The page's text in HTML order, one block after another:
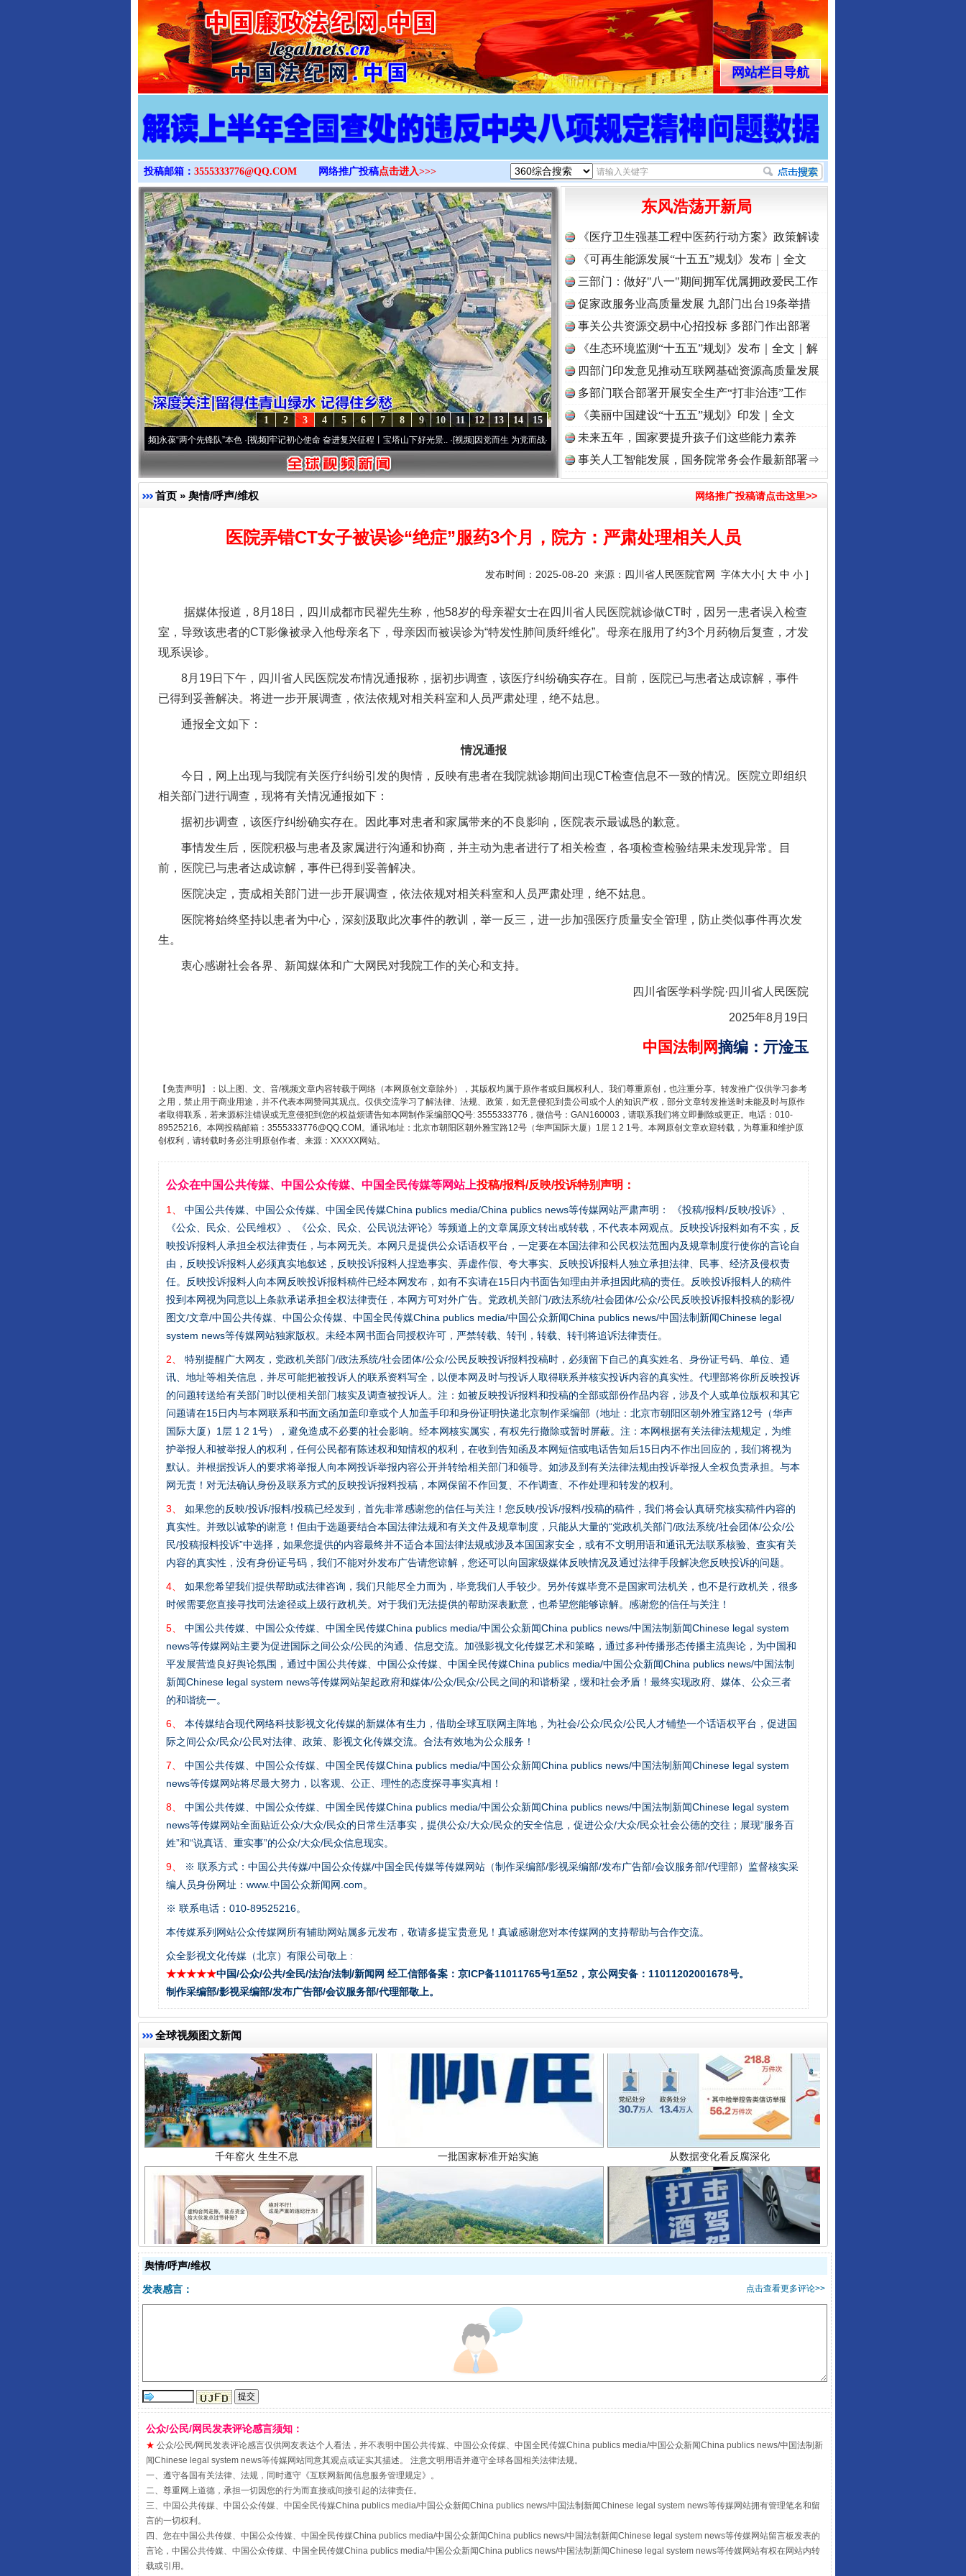
>
网站栏目导航
投稿邮箱： 3555333776@QQ.COM 网络推广投稿点击进入>>>
15
14
13
12
11
10
9
8
7
6
5
4
3
2
1
永葆“两个先锋队”本色·[视频]牢记初心使命 奋进复兴征程丨宝塔山下好光景..·[视频]因党而生 为党而战——百年“纪”事⑧加强纪律..·[视频] 牢记初心使命 奋进复兴征程丨“转折之城”激荡..
东风浩荡开新局
《医疗卫生强基工程中医药行动方案》政策解读
《可再生能源发展“十五五”规划》发布｜全文
三部门：做好"八一"期间拥军优属拥政爱民工作
促家政服务业高质量发展 九部门出台19条举措
事关公共资源交易中心招投标 多部门作出部署
《生态环境监测“十五五”规划》发布｜全文｜解
读
四部门印发意见推动互联网基础资源高质量发展
多部门联合部署开展安全生产“打非治违”工作
《美丽中国建设“十五五”规划》印发｜全文
未来五年，国家要提升孩子们这些能力素养
事关人工智能发展，国务院常务会作最新部署⇒
首页 » 舆情/呼声/维权 网络推广投稿请点击这里>>
医院弄错CT女子被误诊“绝症”服药3个月，院方：严肃处理相关人员
发布时间：2025-08-20 来源： 四川省人民医院官网 字体大小[ 大 中 小 ]
据媒体报道，8月18日，四川成都市民翟先生称，他58岁的母亲翟女士在四川省人民医院就诊做CT时，因另一患者误入检查
室，导致该患者的CT影像被录入他母亲名下，母亲因而被误诊为“特发性肺间质纤维化”。母亲在服用了约3个月药物后复查，才发
现系误诊。
8月19日下午，四川省人民医院发布情况通报称，据初步调查，该医疗纠纷确实存在。目前，医院已与患者达成谅解，事件
已得到妥善解决。将进一步开展调查，依法依规对相关科室和人员严肃处理，绝不姑息。
通报全文如下：
情况通报
今日，网上出现与我院有关医疗纠纷引发的舆情，反映有患者在我院就诊期间出现CT检查信息不一致的情况。医院立即组织
相关部门进行调查，现将有关情况通报如下：
据初步调查，该医疗纠纷确实存在。因此事对患者和家属带来的不良影响，医院表示最诚恳的歉意。
事情发生后，医院积极与患者及家属进行沟通和协商，并主动为患者进行了相关检查，各项检查检验结果未发现异常。目
前，医院已与患者达成谅解，事件已得到妥善解决。
医院决定，责成相关部门进一步开展调查，依法依规对相关科室和人员严肃处理，绝不姑息。
医院将始终坚持以患者为中心，深刻汲取此次事件的教训，举一反三，进一步加强医疗质量安全管理，防止类似事件再次发
生。
衷心感谢社会各界、新闻媒体和广大网民对我院工作的关心和支持。
四川省医学科学院·四川省人民医院
2025年8月19日
中国法制网摘编 ： 亓淦玉
【免责声明】：以上图、文、音/视频文章内容转载于网络（本网原创文章除外），其版权均属于原作者或归属权利人。我们尊重原创，也注重分享。转发推广仅供学习参考
之用，禁止用于商业用途，并不代表本网赞同其观点。仅供交流学习了解法律、法规、政策，如无意侵犯到贵公司或个人的知识产权，部分文章转发推送时未能及时与原作
者取得联系，若来源标注错误或无意侵犯到您的权益烦请告知本网制作采编部QQ号: 3555333776，微信号：GAN160003，请联系我们将立即删除或更正。电话：010-
89525216。本网投稿邮箱：3555333776@QQ.COM。通讯地址：北京市朝阳区朝外雅宝路12号（华声国际大厦）1层 1 2 1号。本网原创文章欢迎转载，为尊重和维护原
创权利，请转载时务必注明原创作者、来源：XXXXX网站。
公众在中国公共传媒、中国公众传媒、中国全民传媒等网站上投稿/报料/反映/投诉特别声明：
1、
中国公共传媒、中国公众传媒、中国全民传媒China publics media/China publics news等传媒网站严肃声明： 《投稿/报料/反映/投诉》、
《公众、民众、公民维权》、《公众、民众、公民说法评论》等频道上的文章属原文转出或转载，不代表本网观点。反映投诉报料如有不实，反
映投诉报料人承担全权法律责任，与本网无关。本网只是提供公众话语权平台，一定要在本国法律和公民权法范围内及规章制度行使你的言论自
由，反映投诉报料人必须真实地叙述，反映投诉报料人捏造事实、弄虚作假、夸大事实、反映投诉报料人独立承担法律、民事、经济及侵权责
任。反映投诉报料人向本网反映投诉报料稿件已经本网发布，如有不实请在15日内书面告知理由并承担因此稿的责任。反映投诉报料人的稿件
投到本网视为同意以上条款承诺承担全权法律责任，本网方可对外广告。党政机关部门/政法系统/社会团体/公众/公民反映投诉报料投稿的影视/
图文/文章/中国公共传媒、中国公众传媒、中国全民传媒China publics media/中国公众新闻China publics news/中国法制新闻Chinese legal
system news等传媒网站独家版权。未经本网书面合同授权许可，严禁转载、转刊，转载、转刊将追诉法律责任。
2、
特别提醒广大网友，党政机关部门/政法系统/社会团体/公众/公民反映投诉报料投稿时，必须留下自己的真实姓名、身份证号码、单位、通
讯、地址等相关信息，并尽可能把被投诉人的联系资料写全，以便本网及时与投诉人取得联系并核实投诉内容的真实性。代理部将你所反映投诉
的问题转送给有关部门时以便相关部门核实及调查被投诉人。注：如被反映投诉报料和投稿的全部或部份作品内容，涉及个人或单位版权和其它
问题请在15日内与本网联系和书面文函加盖印章或个人加盖手印和身份证明快递北京制作采编部（地址：北京市朝阳区朝外雅宝路12号（华声
国际大厦）1层 1 2 1号），避免造成不必要的社会影响。经本网核实属实，有权先行撤除或暂时屏蔽。注：本网根据有关法律法规规定，为维
护举报人和被举报人的权利，任何公民都有陈述权和知情权的权利，在收到告知函及本网短信或电话告知后15日内不作出回应的，我们将视为
默认。并根据投诉人的要求将举报人向本网投诉举报内容公开并转给相关部门和领导。如涉及到有关法律法规由投诉举报人全权负责承担。与本
网无责！对无法确认身份及联系方式的反映投诉报料投稿，本网保留不作回复、不作调查、不作处理和转发的权利。
3、
如果您的反映/投诉/报料/投稿已经发到，首先非常感谢您的信任与关注！您反映/投诉/报料/投稿的稿件，我们将会认真研究核实稿件内容的
真实性。并致以诚挚的谢意！但由于选题要结合本国法律法规和有关文件及规章制度，只能从大量的“党政机关部门/政法系统/社会团体/公众/公
民/投稿报料投诉”中选择，如果您提供的内容最终并不适合本国法律法规或涉及本国国家安全，或有不文明用语和通讯无法联系核验、查实有关
内容的真实性，没有身份证号码，我们不能对外发布广告请您谅解，您还可以向国家级媒体反映情况及通过法律手段解决您反映投诉的问题。
4、
如果您希望我们提供帮助或法律咨询，我们只能尽全力而为，毕竟我们人手较少。另外传媒毕竟不是国家司法机关，也不是行政机关，很多
时候需要您直接寻找司法途径或上级行政机关。对于我们无法提供的帮助深表歉意，也希望您能够谅解。感谢您的信任与关注！
5、
中国公共传媒、中国公众传媒、中国全民传媒China publics media/中国公众新闻China publics news/中国法制新闻Chinese legal system
news等传媒网站主要为促进国际之间公众/公民的沟通、信息交流。加强影视文化传媒艺术和策略，通过多种传播形态传播主流舆论，为中国和
平发展营造良好舆论氛围，通过中国公共传媒、中国公众传媒、中国全民传媒China publics media/中国公众新闻China publics news/中国法制
新闻Chinese legal system news等传媒网站架起政府和媒体/公众/民众/公民之间的和谐桥梁，缓和社会矛盾！最终实现政府、媒体、公众三者
的和谐统一。
6、
本传媒结合现代网络科技影视文化传媒的新媒体有生力，借助全球互联网主阵地，为社会/公众/民众/公民人才铺垫一个话语权平台，促进国
际之间公众/民众/公民对法律、政策、影视文化传媒交流。合法有效地为公众服务！
7、
中国公共传媒、中国公众传媒、中国全民传媒China publics media/中国公众新闻China publics news/中国法制新闻Chinese legal system
news等传媒网站将尽最大努力，以客观、公正、理性的态度探寻事实真相！
8、
中国公共传媒、中国公众传媒、中国全民传媒China publics media/中国公众新闻China publics news/中国法制新闻Chinese legal system
news等传媒网站全面贴近公众/大众/民众的日常生活事实，提供公众/大众/民众的安全信息，促进公众/大众/民众社会公德的交往；展现“服务百
姓”和“说真话、重实事”的公众/大众/民众信息现实。
9、
※ 联系方式：中国公共传媒/中国公众传媒/中国全民传媒等传媒网站（制作采编部/影视采编部/发布广告部/会议服务部/代理部）监督核实采
编人员身份网址：www.中国公众新闻网.com。
※ 联系电话：010-89525216。
本传媒系列网站公众传媒网所有辅助网站属多元发布，敬请多提宝贵意见！真诚感谢您对本传媒网的支持帮助与合作交流。
众全影视文化传媒（北京）有限公司敬上 :
★★★★★中国/公众/公共/全民/法治/法制/新闻网 经工信部备案：京ICP备11011765号1至52，京公网安备：11011202001678号。
制作采编部/影视采编部/发布广告部/会议服务部/代理部敬上。
全球视频图文新闻
完善运行机制助力责任有效落实 一纸欠条伤亲情 巡回调解促和解.. 行业协会接连发公告
东山县通报“牛蛙产品抗生素超标问题”
千年窑火 生生不息 一批国家标准开始实施 从数据变化看反腐深化
揭开“小金库”的免责幌子 以产业富民促振兴 酒驾未被当场查获能处罚吗
受贿1.44亿！段成刚被判无期 从幼儿园到大学，有这些资助 “后车司机肯定在骂我”
舆情/呼声/维权
点击查看更多评论>>
发表感言：
公众/公民/网民发表评论感言须知：
★ 公众/公民/网民发表评论感言仅供网友表达个人看法，并不表明中国公共传媒、中国公众传媒、中国全民传媒China publics media/中国公众新闻China publics news/中国法制新
闻Chinese legal system news等传媒网站同意其观点或证实其描述。 注意文明用语并遵守全球各国相关法律法规。
一、遵守各国有关法律、法规，同时遵守《互联网新闻信息服务管理规定》。
二、尊重网上道德，承担一切因您的行为而直接或间接引起的法律责任。
三、中国公共传媒、中国公众传媒、中国全民传媒China publics media/中国公众新闻China publics news/中国法制新闻Chinese legal system news等传媒网站拥有管理笔名和留
言的一切权利。
四、您在中国公共传媒、中国公众传媒、中国全民传媒China publics media/中国公众新闻China publics news/中国法制新闻Chinese legal system news等传媒网站留言板发表的
言论，中国公共传媒、中国公众传媒、中国全民传媒China publics media/中国公众新闻China publics news/中国法制新闻Chinese legal system news等传媒网站有权在网站内转
载或引用。